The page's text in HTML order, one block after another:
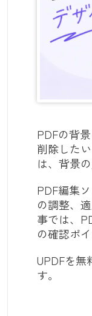
PDFの背
削除した
は、背景
PDF編集
の調整、
事では、
の確認ポ
UPDFを無
す。